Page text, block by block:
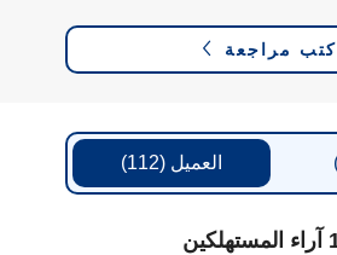
اكتب مراجعة
العميل (112)